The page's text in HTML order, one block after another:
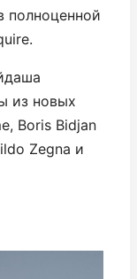
полноценной
из новых
Boris Bidjan
Zegna и